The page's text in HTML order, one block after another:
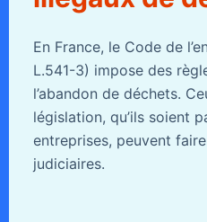
En France, le Code de
L.541-3) impose des
l’abandon de déchets.
législation, qu’ils soient
entreprises, peuvent
judiciaires.